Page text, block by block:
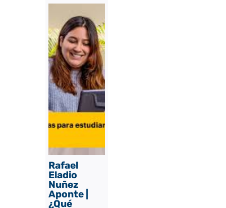
Rafael
Eladio
Nuñez
Aponte |
¿Qué